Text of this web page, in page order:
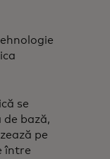
se
de bază,
pe
între